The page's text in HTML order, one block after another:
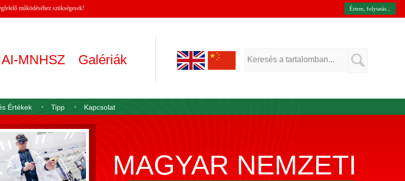
működéséhez szükségesek! Értem, folytatás...
AI-MNHSZ Galériák
Értékek Tipp Kapcsolat
MAGYAR NEMZETI